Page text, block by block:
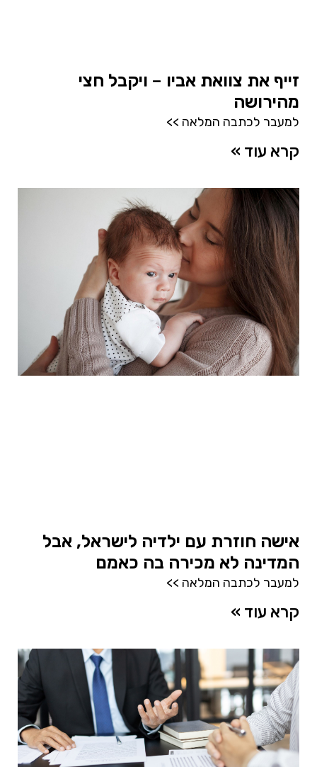
זייף את צוואת אביו – ויקבל חצי
מהירושה
למעבר לכתבה המלאה >>
קרא עוד »
אישה חוזרת עם ילדיה לישראל, אבל
המדינה לא מכירה בה כאמם
למעבר לכתבה המלאה >>
קרא עוד »